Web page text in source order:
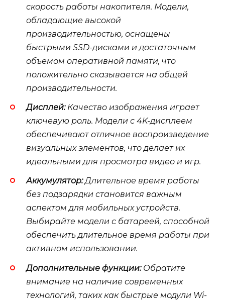
скорость работы накопителя. Модели,
обладающие высокой
производительностью, оснащены
быстрыми SSD-дисками и достаточным
объемом оперативной памяти, что
положительно сказывается на общей
производительности.
Дисплей:Качество изображения играет
ключевую роль. Модели с 4K-дисплеем
обеспечивают отличное воспроизведение
визуальных элементов, что делает их
идеальными для просмотра видео и игр.
Аккумулятор:Длительное время работы
без подзарядки становится важным
аспектом для мобильных устройств.
Выбирайте модели с батареей, способной
обеспечить длительное время работы при
активном использовании.
Дополнительные функции:Обратите
внимание на наличие современных
технологий, таких как быстрые модули Wi-